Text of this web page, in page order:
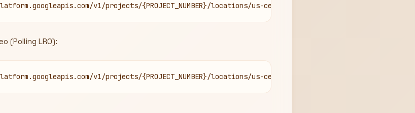
v1/projects/{PROJECT_NUMBER}/locations/us-central1/publishers/google/models/
(Polling LRO):
v1/projects/{PROJECT_NUMBER}/locations/us-central1/publishers/google/models/